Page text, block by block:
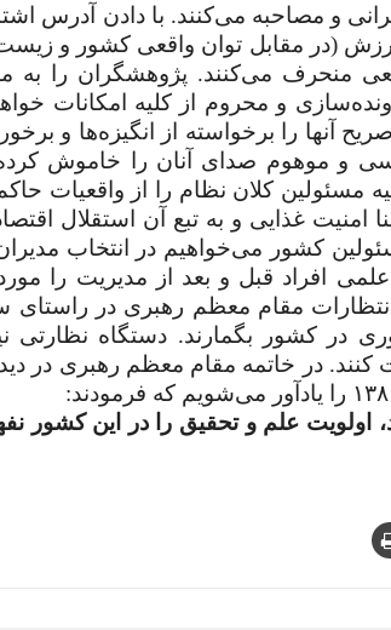
و مصاحبه می‌کنند. با دادن آدرس
(در مقابل توان واقعی کشور و
منحرف می‌کنند. پژوهشگران را به
و محروم از کلیه امکانات
آنها را برخواسته از انگیزه‌ها و
و موهوم صدای آنان را خاموش
مسئولین کلان نظام را از واقعیات
امنیت غذایی و به تبع آن استقلال
کشور می‌خواهیم در انتخاب
افراد قبل و بعد از مدیریت را مورد
مقام معظم رهبری در راستای
در کشور بگمارند. دستگاه نظارتی
کنند. در خاتمه مقام معظم رهبری در
:
اولویت علم و تحقیق را در این کشور